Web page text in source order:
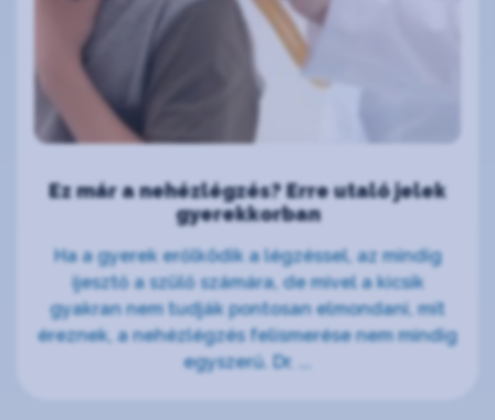
Ez már a nehézlégzés? Erre utaló jelek
gyerekkorban
Ha a gyerek erőlködik a légzéssel, az mindig
ijesztő a szülő számára, de mivel a kicsik
gyakran nem tudják pontosan elmondani, mit
éreznek, a nehézlégzés felismerése nem mindig
egyszerű. Dr. ...